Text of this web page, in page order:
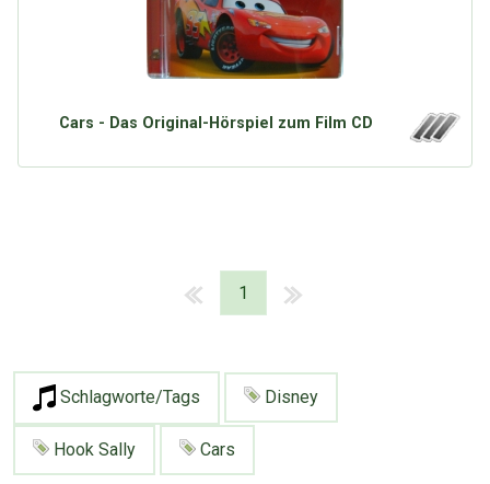
Cars - Das Original-Hörspiel zum Film CD
1
Schlagworte/Tags Disney
Hook Sally Cars